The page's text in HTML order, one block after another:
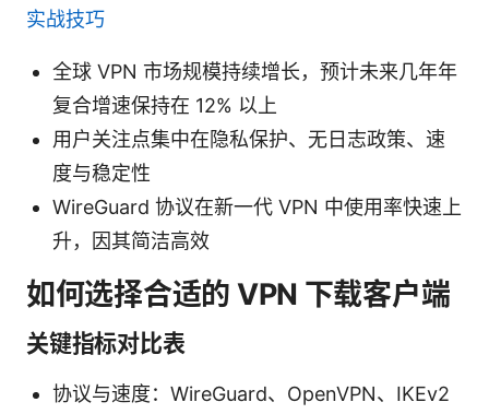
实战技巧
全球 VPN 市场规模持续增长，预计未来几年年
复合增速保持在 12% 以上
用户关注点集中在隐私保护、无日志政策、速
度与稳定性
WireGuard 协议在新一代 VPN 中使用率快速上
升，因其简洁高效
如何选择合适的 VPN 下载客户端
关键指标对比表
协议与速度：WireGuard、OpenVPN、IKEv2